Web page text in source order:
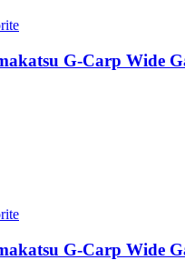
G-Carp Wide
G-Carp Wide